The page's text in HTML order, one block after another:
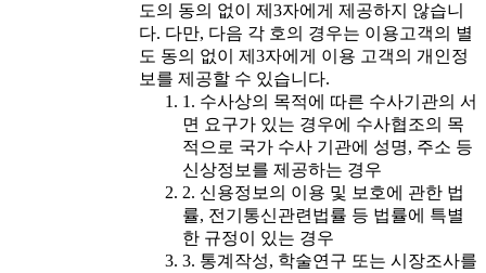
도의 동의 없이 제3자에게 제공하지 않습니
다. 다만, 다음 각 호의 경우는 이용고객의 별
도 동의 없이 제3자에게 이용 고객의 개인정
보를 제공할 수 있습니다.
1. 수사상의 목적에 따른 수사기관의 서
면 요구가 있는 경우에 수사협조의 목
적으로 국가 수사 기관에 성명, 주소 등
신상정보를 제공하는 경우
2. 신용정보의 이용 및 보호에 관한 법
률, 전기통신관련법률 등 법률에 특별
한 규정이 있는 경우
3. 통계작성, 학술연구 또는 시장조사를